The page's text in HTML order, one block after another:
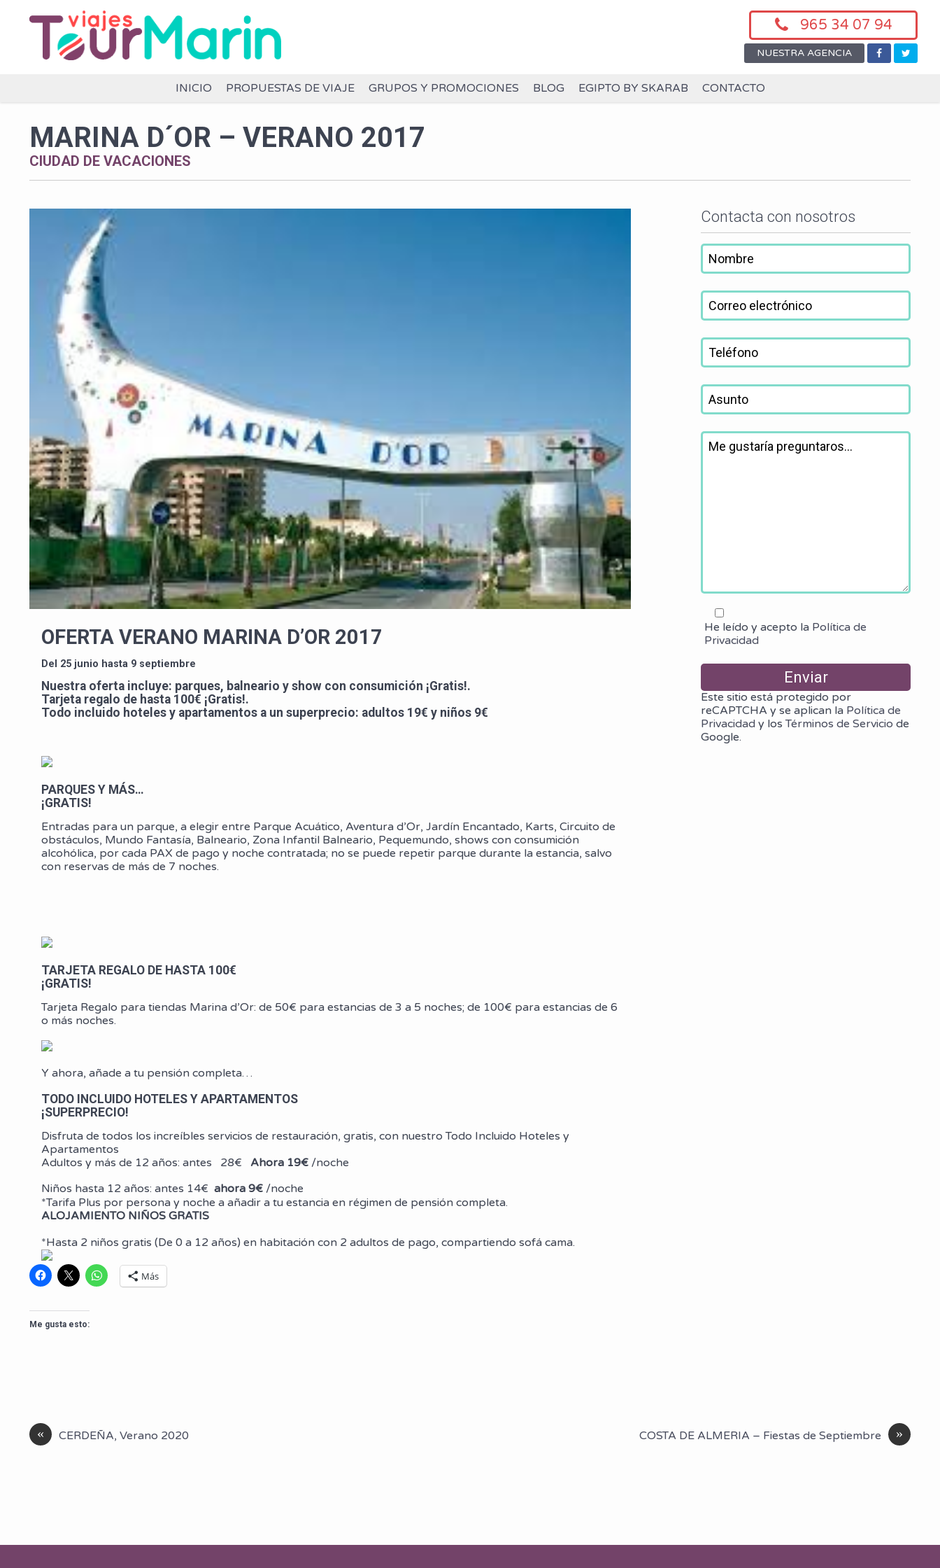
965 34 07 94
NUESTRA AGENCIA
INICIO PROPUESTAS DE VIAJE GRUPOS Y PROMOCIONES BLOG EGIPTO BY SKARAB CONTACTO
MARINA D´OR – VERANO 2017
CIUDAD DE VACACIONES
OFERTA VERANO MARINA D’OR 2017
Del 25 junio hasta 9 septiembre
Nuestra oferta incluye: parques, balneario y show con consumición ¡Gratis!.
Tarjeta regalo de hasta 100€ ¡Gratis!.
Todo incluido hoteles y apartamentos a un superprecio: adultos 19€ y niños 9€
PARQUES Y MÁS…
¡GRATIS!
Entradas para un parque, a elegir entre Parque Acuático, Aventura d’Or, Jardín Encantado, Karts, Circuito de
obstáculos, Mundo Fantasía, Balneario, Zona Infantil Balneario, Pequemundo, shows con consumición
alcohólica, por cada PAX de pago y noche contratada; no se puede repetir parque durante la estancia, salvo
con reservas de más de 7 noches.
TARJETA REGALO DE HASTA 100€
¡GRATIS!
Tarjeta Regalo para tiendas Marina d’Or: de 50€ para estancias de 3 a 5 noches; de 100€ para estancias de 6
o más noches.
Y ahora, añade a tu pensión completa…
TODO INCLUIDO HOTELES Y APARTAMENTOS
¡SUPERPRECIO!
Disfruta de todos los increíbles servicios de restauración, gratis, con nuestro Todo Incluido Hoteles y
Apartamentos
Adultos y más de 12 años: antes 28€ Ahora 19€ /noche
Niños hasta 12 años: antes 14€ahora 9€/noche
*Tarifa Plus por persona y noche a añadir a tu estancia en régimen de pensión completa.
ALOJAMIENTO NIÑOS GRATIS
*Hasta 2 niños gratis (De 0 a 12 años) en habitación con 2 adultos de pago, compartiendo sofá cama.
Más
Me gusta esto:
Contacta con nosotros
He leído y acepto la Política de
Privacidad
Este sitio está protegido por
reCAPTCHA y se aplican la Política de
Privacidad y losTérminos de Servicio de
Google.
« CERDEÑA, Verano 2020 »
COSTA DE ALMERIA – Fiestas de Septiembre